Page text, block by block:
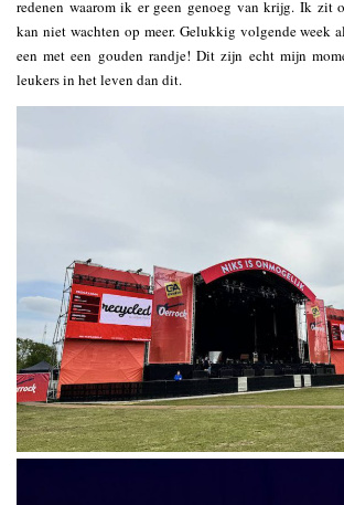
redenen waarom ik er geen genoeg van krijg. Ik zit
kan niet wachten op meer. Gelukkig volgende week
een met een gouden randje! Dit zijn echt mijn
leukers in het leven dan dit.